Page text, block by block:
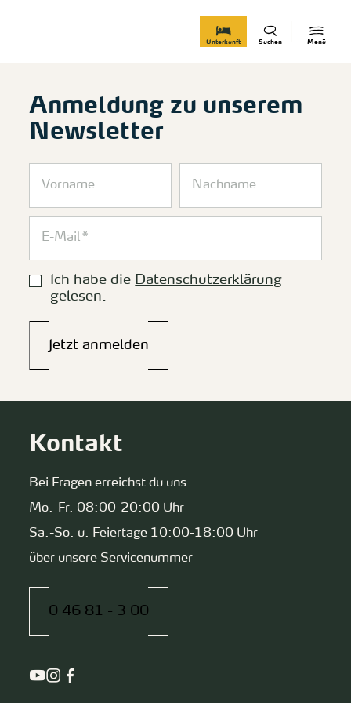
Menü
Suchen
Unterkunft
Anmeldung zu unserem
Newsletter
Ich habe die Datenschutzerklärung
gelesen.
Jetzt anmelden
Kontakt
Bei Fragen erreichst du uns
Mo.-Fr. 08:00-20:00 Uhr
Sa.-So. u. Feiertage 10:00-18:00 Uhr
über unsere Servicenummer
0 46 81 - 3 00